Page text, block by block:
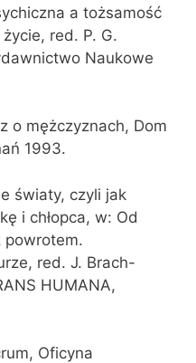
a tożsamość
red. P. G.
Naukowe
o mężczyznach, Dom
1993.
światy, czyli jak
i chłopca, w: Od
powrotem.
red. J. Brach-
HUMANA,
Oficyna